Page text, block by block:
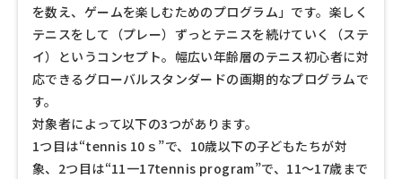
を数え、ゲームを楽しむためのプログラム」です。楽しく
テニスをして（プレー）ずっとテニスを続けていく（ステ
イ）というコンセプト。幅広い年齢層のテニス初心者に対
応できるグローバルスタンダードの画期的なプログラムで
す。
対象者によって以下の3つがあります。
1つ目は“tennis 10ｓ”で、10歳以下の子どもたちが対
象、2つ目は“11一17tennis program”で、11～17歳まで